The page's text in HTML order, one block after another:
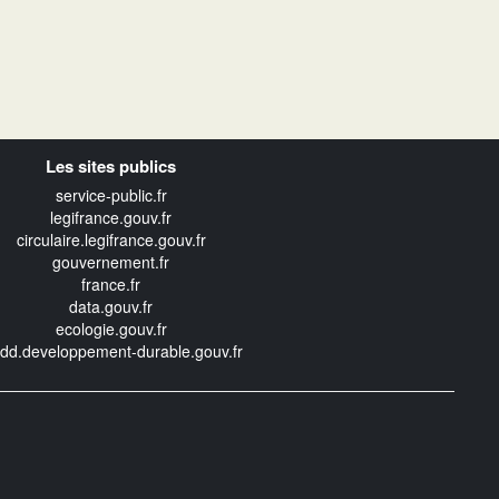
Les sites publics
service-public.fr
legifrance.gouv.fr
circulaire.legifrance.gouv.fr
gouvernement.fr
france.fr
data.gouv.fr
ecologie.gouv.fr
durable.gouv.fr